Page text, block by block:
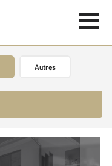
Autres